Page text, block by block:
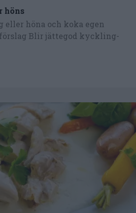
höns
höna och koka egen
Blir jättegod kyckling-